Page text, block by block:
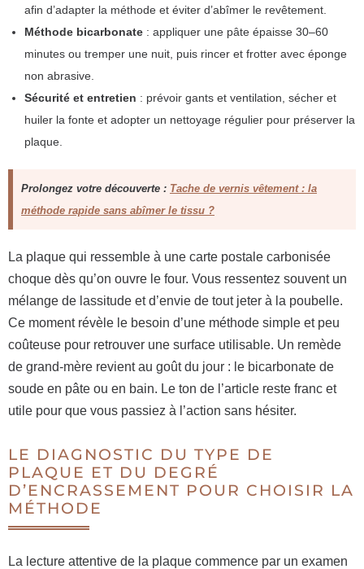
afin d’adapter la méthode et éviter d’abîmer le revêtement.
Méthode bicarbonate : appliquer une pâte épaisse 30–60
minutes ou tremper une nuit, puis rincer et frotter avec éponge
non abrasive.
Sécurité et entretien : prévoir gants et ventilation, sécher et
huiler la fonte et adopter un nettoyage régulier pour préserver la
plaque.
Prolongez votre découverte : Tache de vernis vêtement : la
méthode rapide sans abîmer le tissu ?
La plaque qui ressemble à une carte postale carbonisée
choque dès qu’on ouvre le four. Vous ressentez souvent un
mélange de lassitude et d’envie de tout jeter à la poubelle.
Ce moment révèle le besoin d’une méthode simple et peu
coûteuse pour retrouver une surface utilisable. Un remède
de grand‑mère revient au goût du jour : le bicarbonate de
soude en pâte ou en bain. Le ton de l’article reste franc et
utile pour que vous passiez à l’action sans hésiter.
LE DIAGNOSTIC DU TYPE DE
PLAQUE ET DU DEGRÉ
D’ENCRASSEMENT POUR CHOISIR LA
MÉTHODE
La lecture attentive de la plaque commence par un examen